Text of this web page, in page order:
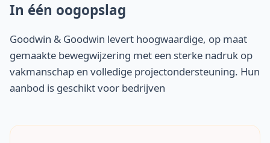
In één oogopslag
Goodwin & Goodwin levert hoogwaardige, op maat
gemaakte bewegwijzering met een sterke nadruk op
vakmanschap en volledige projectondersteuning. Hun
aanbod is geschikt voor bedrijven